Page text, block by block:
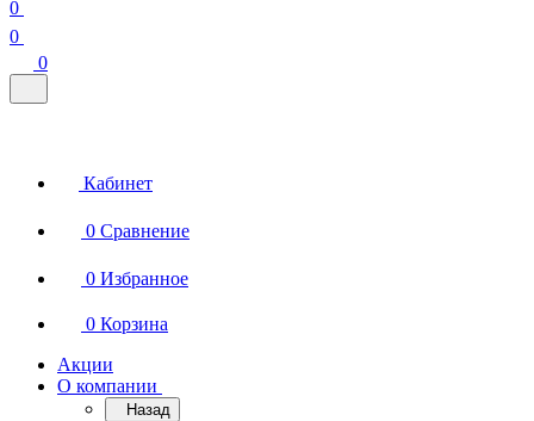
0
0
0
Кабинет
0 Сравнение
0 Избранное
0 Корзина
Акции
О компании
Назад